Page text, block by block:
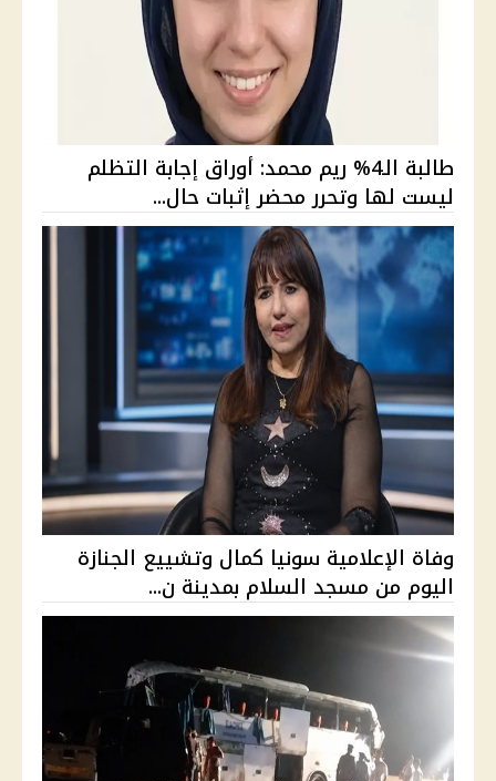
طالبة الـ4% ريم محمد: أوراق إجابة التظلم
ليست لها وتحرر محضر إثبات حال...
وفاة الإعلامية سونيا كمال وتشييع الجنازة
اليوم من مسجد السلام بمدينة ن...